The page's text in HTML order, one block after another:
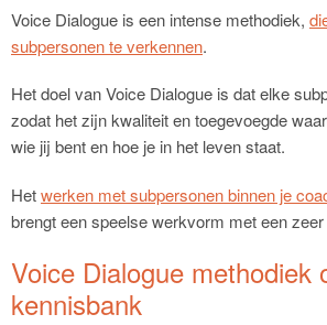
Voice Dialogue is een intense methodiek,
subpersonen te verkennen.
Het doel van Voice Dialogue is dat elke
zodat het zijn kwaliteit en toegevoegde
wie jij bent en hoe je in het leven staat.
Hetwerken met subpersonen binnen je
brengt een speelse werkvorm met een
Voice Dialogue methodiek
kennisbank